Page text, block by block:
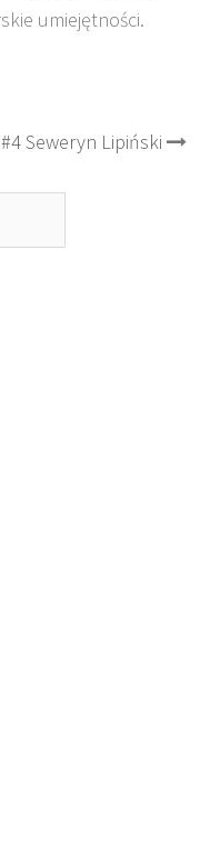
umiejętności.
#4 Seweryn Lipiński